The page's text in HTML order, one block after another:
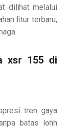
dilihat melalui
fitur terbaru,
xsr 155 di
tren gaya
batas lohh